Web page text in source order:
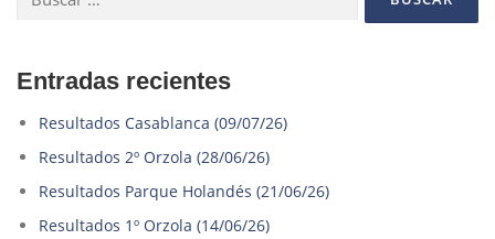
Entradas recientes
Resultados Casablanca (09/07/26)
Resultados 2º Orzola (28/06/26)
Resultados Parque Holandés (21/06/26)
Resultados 1º Orzola (14/06/26)